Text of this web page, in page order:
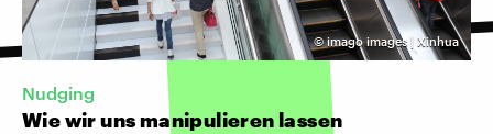
©imago images | Xinhua
Nudging
Wie wir uns manipulieren lassen